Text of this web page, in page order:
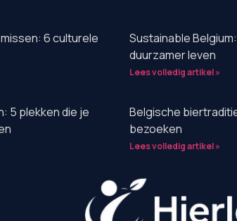
6 culturele
Sustainable
duurzamer leven
Lees volledig artikel »
5 plekken die je
Belgische
bezoeken
Lees volledig artikel »